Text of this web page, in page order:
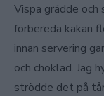
Vispa grädde
förbereda kakan
innan servering
och choklad. Jag
strödde det på